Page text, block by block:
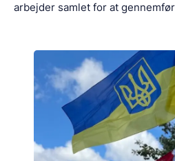
arbejder samlet for at